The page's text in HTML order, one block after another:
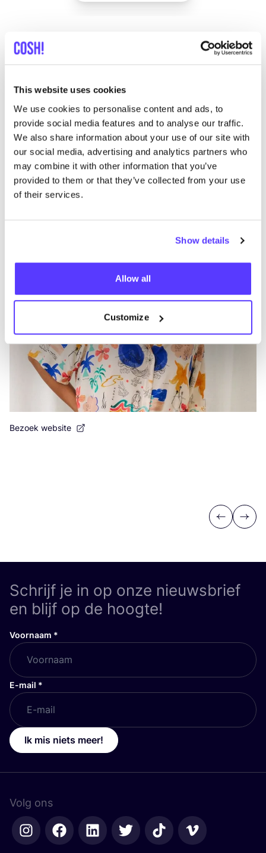
This website uses cookies
We use cookies to personalise content and ads, to
provide social media features and to analyse our traffic.
We also share information about your use of our site with
our social media, advertising and analytics partners who
may combine it with other information that you’ve
provided to them or that they’ve collected from your use
of their services.
Show details
Allow all
Customize
Meer merken
B
Twothirds
Bezoek website
Previous
Next
Schrijf je in op onze nieuwsbrief
en blijf op de hoogte!
Voornaam *
E-mail *
Ik mis niets meer!
Volg ons